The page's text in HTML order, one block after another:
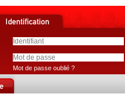
Mot de passe oublié ?